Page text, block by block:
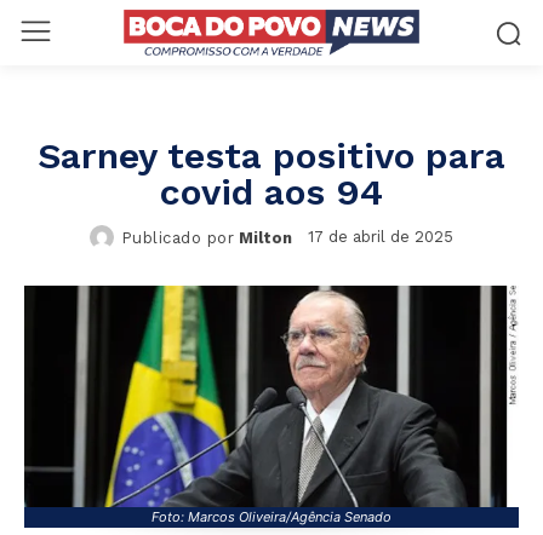
Sarney testa positivo para
covid aos 94
Publicado por Milton 17 de abril de 2025
Foto: Marcos Oliveira/Agência Senado